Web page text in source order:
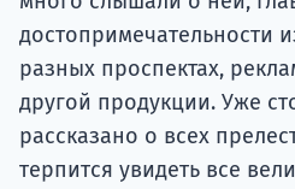
достопримечательности
разных проспектах,
другой продукции. Уже
рассказано о всех
терпится увидеть все